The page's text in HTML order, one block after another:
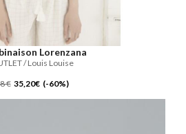
Lorenzana
/ Louis Louise
€ 35,20€ (-60%)